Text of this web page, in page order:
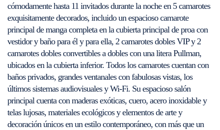
cómodamente hasta 11 invitados durante la noche en 5 camarotes
exquisitamente decorados, incluido un espacioso camarote
principal de manga completa en la cubierta principal de proa con
vestidor y baño para él y para ella, 2 camarotes dobles VIP y 2
camarotes dobles convertibles a dobles con una litera Pullman,
ubicados en la cubierta inferior. Todos los camarotes cuentan con
baños privados, grandes ventanales con fabulosas vistas, los
últimos sistemas audiovisuales y Wi-Fi. Su espacioso salón
principal cuenta con maderas exóticas, cuero, acero inoxidable y
telas lujosas, materiales ecológicos y elementos de arte y
decoración únicos en un estilo contemporáneo, con más que un